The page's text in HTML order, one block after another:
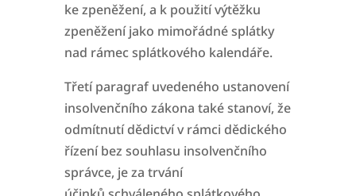
ke zpeněžení, a k použitívýtěžku
zpeněžení jako mimořádné splátky
nad rámec splátkového kalendáře.
Třetí paragraf uvedeného ustanovení
insolvenčního zákona také stanoví, že
odmítnutí dědictví v rámci dědického
řízení bez souhlasu insolvenčního
správce, je za trvání